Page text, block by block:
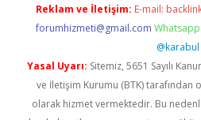
Reklam ve İletişim: E-mail:
forumhizmeti@gmail.com
@karabul
Yasal Uyarı: Sitemiz, 5651 Sayılı
ve İletişim Kurumu (BTK) tarafından
olarak hizmet vermektedir. Bu